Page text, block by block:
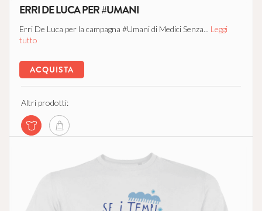
ERRI DE LUCA PER #UMANI
Erri De Luca per la campagna #Umani di Medici Senza... Leggi
tutto
ACQUISTA
Altri prodotti: